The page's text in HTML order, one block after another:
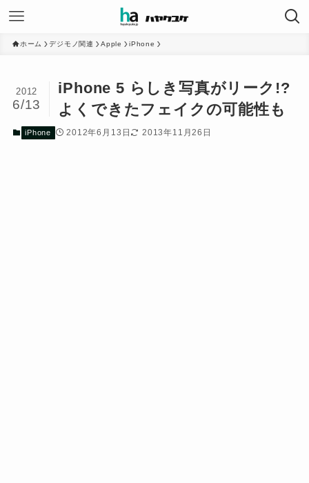
ホーム デジモノ関連 Apple iPhone
iPhone 5 らしき写真がリーク!?
よくできたフェイクの可能性も
2012
6/13
iPhone 2012年6月13日 2013年11月26日